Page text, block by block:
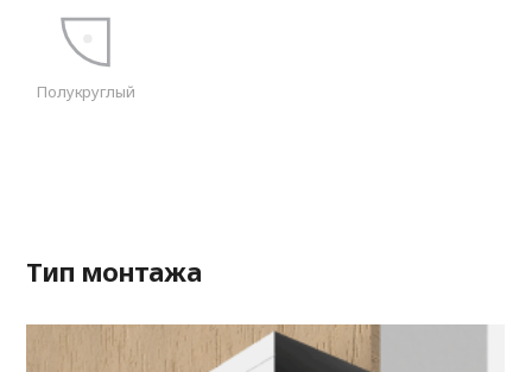
Полукруглый
Тип монтажа